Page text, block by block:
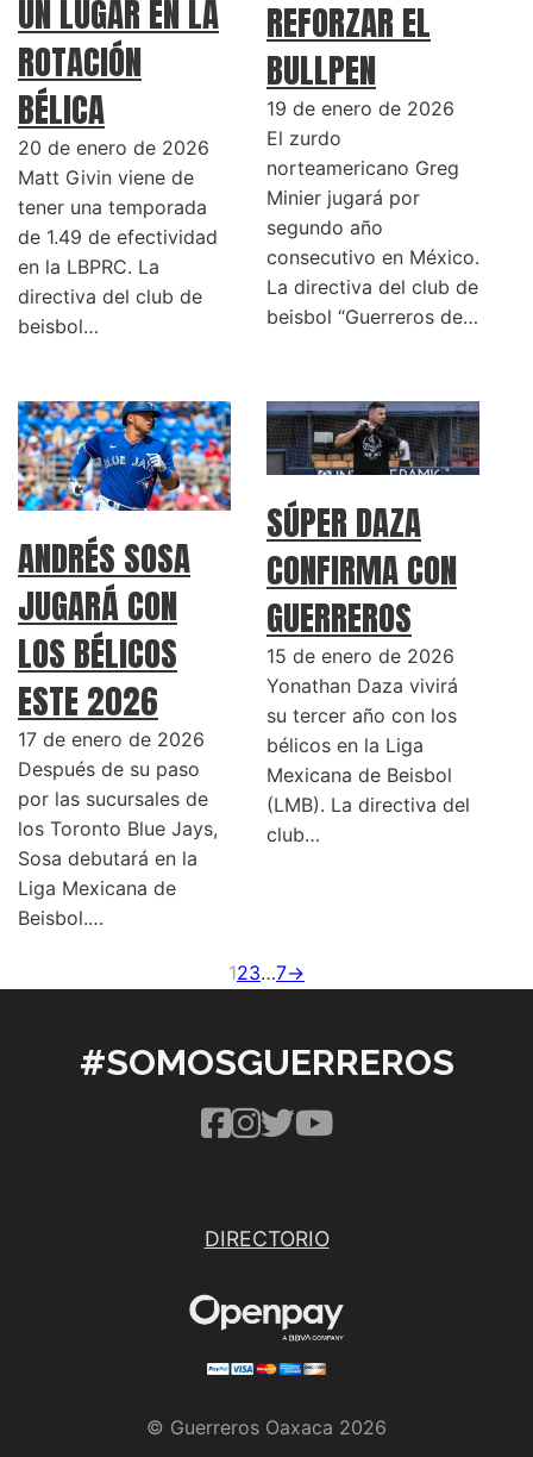
UN LUGAR EN LA
ROTACIÓN
BÉLICA
20 de enero de 2026
Matt Givin viene de
tener una temporada
de 1.49 de efectividad
en la LBPRC. La
directiva del club de
beisbol…
REFORZAR EL
BULLPEN
19 de enero de 2026
El zurdo
norteamericano Greg
Minier jugará por
segundo año
consecutivo en México.
La directiva del club de
beisbol “Guerreros de…
ANDRÉS SOSA
JUGARÁ CON
LOS BÉLICOS
ESTE 2026
17 de enero de 2026
Después de su paso
por las sucursales de
los Toronto Blue Jays,
Sosa debutará en la
Liga Mexicana de
Beisbol.…
SÚPER DAZA
CONFIRMA CON
GUERREROS
15 de enero de 2026
Yonathan Daza vivirá
su tercer año con los
bélicos en la Liga
Mexicana de Beisbol
(LMB). La directiva del
club…
123…7→
#SOMOSGUERREROS
DIRECTORIO
© Guerreros Oaxaca 2026